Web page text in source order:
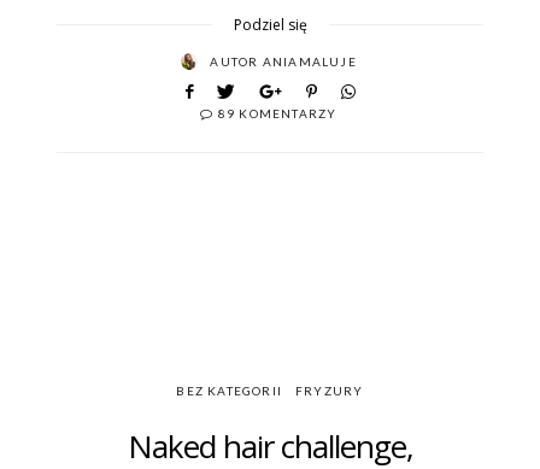
Podziel się
AUTOR ANIAMALUJE
89 KOMENTARZY
BEZ KATEGORII FRYZURY
Naked hair challenge,